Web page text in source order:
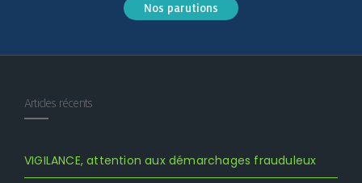
Nos parutions
Articles récents
VIGILANCE, attention aux démarchages frauduleux